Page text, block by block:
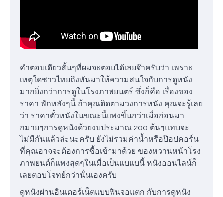
คำตอบเดียวสั้นๆที่ผมจะตอบได้เลยจ๊าครับว่า เพราะ
เหตุใดชาวไทยถึงหันมาให้ความสนใจกับการดูหนัง
มากยิ่งกว่าการดูในโรงภาพยนตร์ ซึ่งก็คือ เรื่องของ
ราคา พักหลังๆนี้ ถ้าคุณติดตามวงการหนัง คุณจะรู้เลย
ว่า ราคาตั๋วหนังในขณะนี้แพงขึ้นกว่าเมื่อก่อนมา
กมายๆการดูหนังด้วยงบประมาณ 200 ต้นๆแทบจะ
ไม่มีกันแล้วล่ะนะครับ ยังไม่รวมค่าน้ำหรือป๊อปคอร์น
ที่คุณอาจจะต้องการซื้อเข้ามาด้วย ของหวานหน้าโรง
ภาพยนต์ก็แพงสุดๆในเมื่อเป็นแบแบนี้ หนังออนไลน์ก็
เลยตอบโจทย์กว่านั่นเองครับ
ดูหนังผ่านอินเตอร์เน็ตแบบฟินจอแตก กับการดูหนัง